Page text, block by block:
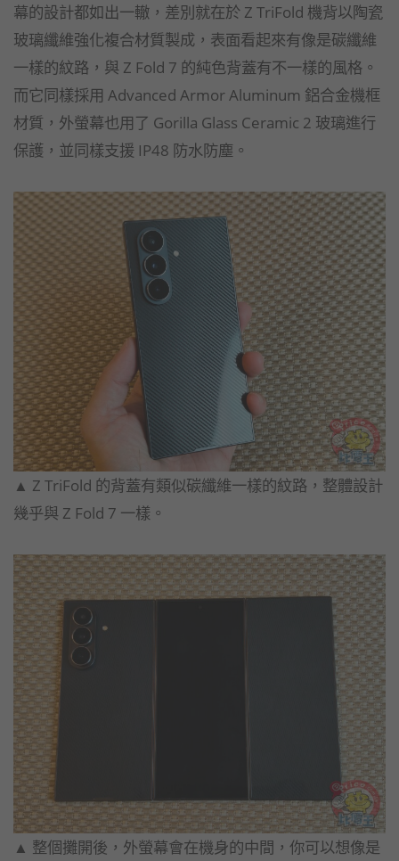
幕的設計都如出一轍，差別就在於 Z TriFold 機背以陶瓷
玻璃纖維強化複合材質製成，表面看起來有像是碳纖維
一樣的紋路，與 Z Fold 7 的純色背蓋有不一樣的風格。
而它同樣採用 Advanced Armor Aluminum 鋁合金機框
材質，外螢幕也用了 Gorilla Glass Ceramic 2 玻璃進行
保護，並同樣支援 IP48 防水防塵。
▲ Z TriFold 的背蓋有類似碳纖維一樣的紋路，整體設計
幾乎與 Z Fold 7 一樣。
▲ 整個攤開後，外螢幕會在機身的中間，你可以想像是